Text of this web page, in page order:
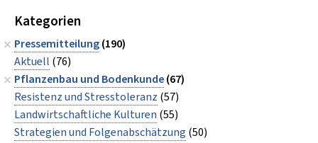
Kategorien
Pressemitteilung(190)
Aktuell (76)
Pflanzenbau und Bodenkunde(67)
Resistenz und Stresstoleranz (57)
Landwirtschaftliche Kulturen (55)
Strategien und Folgenabschätzung (50)